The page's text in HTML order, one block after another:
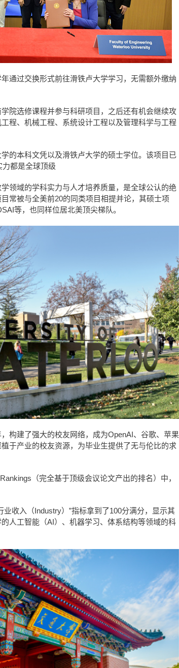
通过交换形式前往滑铁卢大学学习，无需额外缴纳
院选修课程并参与科研项目，之后还有机会继续攻
程、机械工程、系统设计工程以及管理科学与工程
的本科文凭以及滑铁卢大学的硕士学位。该项目已
都是全球顶级
领域的学科实力与人才培养质量，是全球公认的绝
常被与全美前20的同类项目相提并论，其硕士项
等，也同样位居北美顶尖梯队。
构建了强大的校友网络，成为OpenAI、谷歌、苹果
于产业的校友资源，为毕业生提供了无与伦比的求
（完全基于顶级会议论文产出的排名）中，
收入（Industry）”指标拿到了100分满分，显示其
人工智能（AI）、机器学习、体系结构等领域的科